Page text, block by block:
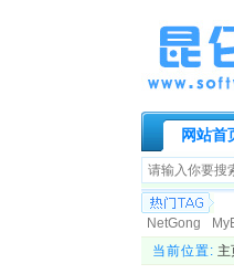
网站首
NetGong
Paessler AG
Allround
当前位置: 主